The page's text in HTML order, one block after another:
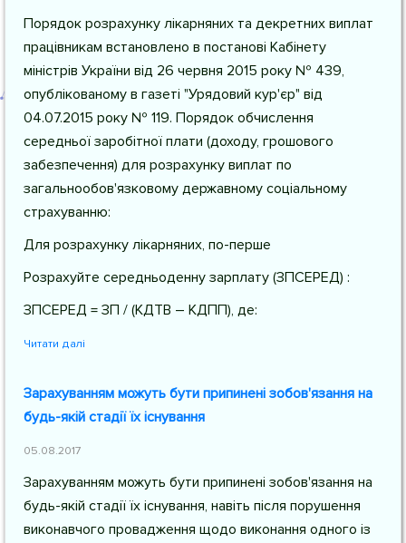
Порядок розрахунку лікарняних та декретних виплат
працівникам встановлено в постанові Кабінету
міністрів України від 26 червня 2015 року № 439,
опублікованому в газеті "Урядовий кур'єр" від
04.07.2015 року № 119. Порядок обчислення
середньої заробітної плати (доходу, грошового
забезпечення) для розрахунку виплат по
загальнообов'язковому державному соціальному
страхуванню:
Для розрахунку лікарняних, по-перше
Розрахуйте середньоденну зарплату (ЗПСЕРЕД) :
ЗПСЕРЕД = ЗП / (КДТВ – КДПП), де:
Читати далі
Зарахуванням можуть бути припинені зобов'язання на
будь-якій стадії їх існування
05.08.2017
Зарахуванням можуть бути припинені зобов'язання на
будь-якій стадії їх існування, навіть після порушення
виконавчого провадження щодо виконання одного із